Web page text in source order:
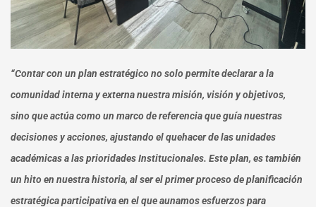
“Contar con un plan estratégico no solo permite declarar a la
comunidad interna y externa nuestra misión, visión y objetivos,
sino que actúa como un marco de referencia que guía nuestras
decisiones y acciones, ajustando el quehacer de las unidades
académicas a las prioridades Institucionales. Este plan, es también
un hito en nuestra historia, al ser el primer proceso de planificación
estratégica participativa en el que aunamos esfuerzos para